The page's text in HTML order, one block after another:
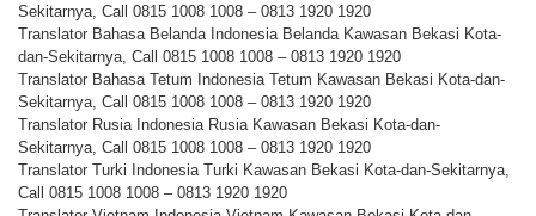
Sekitarnya, Call 0815 1008 1008 – 0813 1920 1920
Translator Bahasa Belanda Indonesia Belanda Kawasan Bekasi Kota-
dan-Sekitarnya, Call 0815 1008 1008 – 0813 1920 1920
Translator Bahasa Tetum Indonesia Tetum Kawasan Bekasi Kota-dan-
Sekitarnya, Call 0815 1008 1008 – 0813 1920 1920
Translator Rusia Indonesia Rusia Kawasan Bekasi Kota-dan-
Sekitarnya, Call 0815 1008 1008 – 0813 1920 1920
Translator Turki Indonesia Turki Kawasan Bekasi Kota-dan-Sekitarnya,
Call 0815 1008 1008 – 0813 1920 1920